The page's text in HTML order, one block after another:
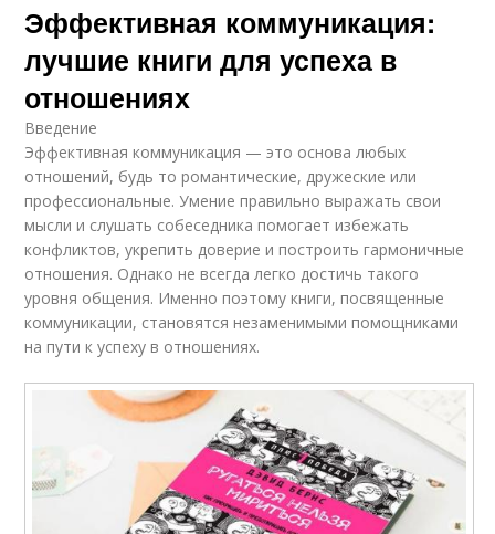
Эффективная коммуникация:
лучшие книги для успеха в
отношениях
Введение
Эффективная коммуникация — это основа любых
отношений, будь то романтические, дружеские или
профессиональные. Умение правильно выражать свои
мысли и слушать собеседника помогает избежать
конфликтов, укрепить доверие и построить гармоничные
отношения. Однако не всегда легко достичь такого
уровня общения. Именно поэтому книги, посвященные
коммуникации, становятся незаменимыми помощниками
на пути к успеху в отношениях.